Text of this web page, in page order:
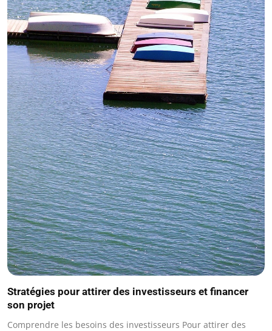
Stratégies pour attirer des investisseurs et financer
son projet
Comprendre les besoins des investisseurs Pour attirer des